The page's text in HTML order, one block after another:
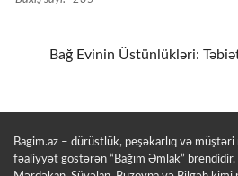
Bağ Evinin Üstünlükləri:
Bagim.az – dürüstlük, peşəkarlıq və
fəaliyyət göstərən “Bağım Əmlak”